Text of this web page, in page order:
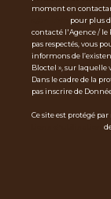
moment en
pour plus
contacté l'Agence / le
pas respectés, vous
informons de
Bloctel », sur laquelle
Dans le cadre de la
pas inscrire de
Ce site est protégé par